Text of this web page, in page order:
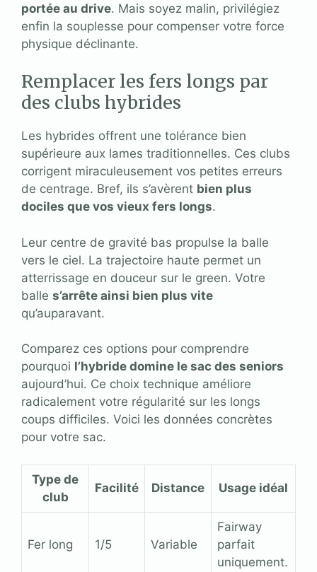
portée au drive. Mais soyez malin, privilégiez
enfin la souplesse pour compenser votre force
physique déclinante.
Remplacer les fers longs par
des clubs hybrides
Les hybrides offrent une tolérance bien
supérieure aux lames traditionnelles. Ces clubs
corrigent miraculeusement vos petites erreurs
de centrage. Bref, ils s’avèrent bien plus
dociles que vos vieux fers longs.
Leur centre de gravité bas propulse la balle
vers le ciel. La trajectoire haute permet un
atterrissage en douceur sur le green. Votre
balle s’arrête ainsi bien plus vite
qu’auparavant.
Comparez ces options pour comprendre
pourquoi l’hybride domine le sac des seniors
aujourd’hui. Ce choix technique améliore
radicalement votre régularité sur les longs
coups difficiles. Voici les données concrètes
pour votre sac.
Type de
club
Facilité Distance Usage idéal
Fer long 1/5 Variable
Fairway
parfait
uniquement.